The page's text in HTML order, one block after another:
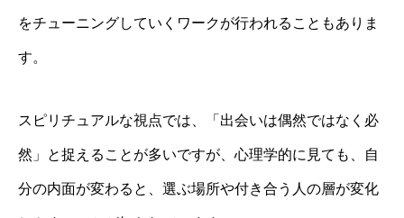
をチューニングしていくワークが行われることもありま
す。
スピリチュアルな視点では、「出会いは偶然ではなく必
然」と捉えることが多いですが、心理学的に見ても、自
分の内面が変わると、選ぶ場所や付き合う人の層が変化